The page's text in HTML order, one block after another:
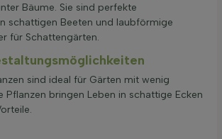
Bäume. Sie sind perfekte
schattigen Beeten und laubförmige
für Schattengärten.
sind ideal für Gärten mit wenig
Pflanzen bringen Leben in schattige Ecken